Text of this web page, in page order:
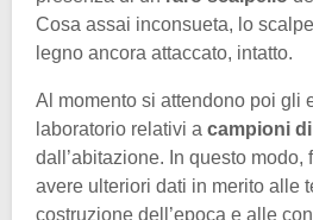
Cosa assai inconsueta, lo
legno ancora attaccato, intatto.
Al momento si attendono poi gli
laboratorio relativi a campioni
dall’abitazione. In questo modo,
avere ulteriori dati in merito alle
costruzione dell’epoca e alle